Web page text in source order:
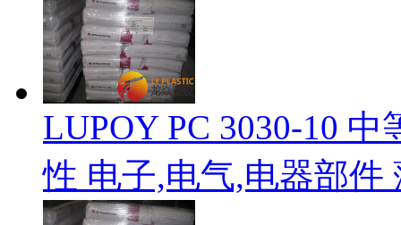
LUPOY PC 3030-10
性 电子,电气,电器部件